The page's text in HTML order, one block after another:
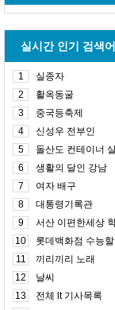
실시간 인기 검색어
1
실종자
2
활옥동굴
3
중국등축제
4
신성우 전부인
5
돌산도 컨테이너
6
생활의 달인 강남
7
여자 배구
8
대통령기록관
9
서산 이편한세상
10
롯데백화점 수능
11
끼리끼리 노래
12
날씨
13
전체 lt 기사목록